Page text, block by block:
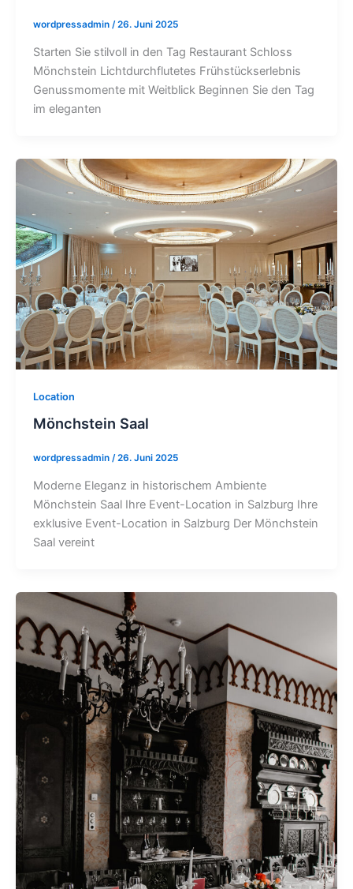
wordpressadmin /26. Juni 2025
Starten Sie stilvoll in den Tag Restaurant Schloss
Mönchstein Lichtdurchflutetes Frühstückserlebnis
Genussmomente mit Weitblick Beginnen Sie den Tag
im eleganten
Location
Mönchstein Saal
wordpressadmin /26. Juni 2025
Moderne Eleganz in historischem Ambiente
Mönchstein Saal Ihre Event-Location in Salzburg Ihre
exklusive Event-Location in Salzburg Der Mönchstein
Saal vereint